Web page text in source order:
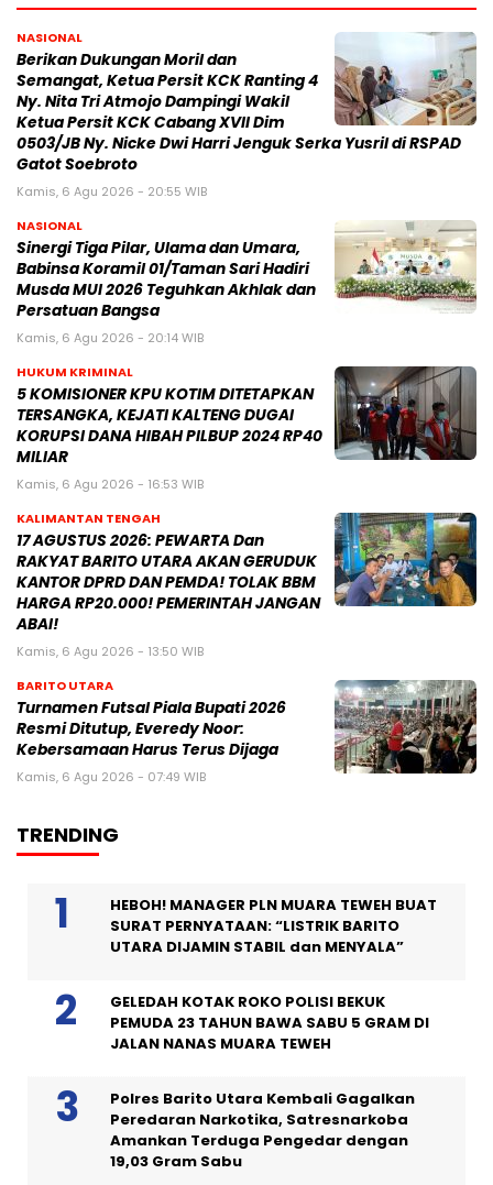
NASIONAL
Berikan Dukungan Moril dan
Semangat, Ketua Persit KCK Ranting 4
Ny. Nita Tri Atmojo Dampingi Wakil
Ketua Persit KCK Cabang XVII Dim
0503/JB Ny. Nicke Dwi Harri Jenguk Serka Yusril di RSPAD
Gatot Soebroto
Kamis, 6 Agu 2026 - 20:55 WIB
NASIONAL
Sinergi Tiga Pilar, Ulama dan Umara,
Babinsa Koramil 01/Taman Sari Hadiri
Musda MUI 2026 Teguhkan Akhlak dan
Persatuan Bangsa
Kamis, 6 Agu 2026 - 20:14 WIB
HUKUM KRIMINAL
5 KOMISIONER KPU KOTIM DITETAPKAN
TERSANGKA, KEJATI KALTENG DUGAI
KORUPSI DANA HIBAH PILBUP 2024 RP40
MILIAR
Kamis, 6 Agu 2026 - 16:53 WIB
KALIMANTAN TENGAH
17 AGUSTUS 2026: PEWARTA Dan
RAKYAT BARITO UTARA AKAN GERUDUK
KANTOR DPRD DAN PEMDA! TOLAK BBM
HARGA RP20.000! PEMERINTAH JANGAN
ABAI!
Kamis, 6 Agu 2026 - 13:50 WIB
BARITO UTARA
Turnamen Futsal Piala Bupati 2026
Resmi Ditutup, Everedy Noor:
Kebersamaan Harus Terus Dijaga
Kamis, 6 Agu 2026 - 07:49 WIB
TRENDING
HEBOH! MANAGER PLN MUARA TEWEH BUAT
SURAT PERNYATAAN: “LISTRIK BARITO
UTARA DIJAMIN STABIL dan MENYALA”
GELEDAH KOTAK ROKO POLISI BEKUK
PEMUDA 23 TAHUN BAWA SABU 5 GRAM DI
JALAN NANAS MUARA TEWEH
Polres Barito Utara Kembali Gagalkan
Peredaran Narkotika, Satresnarkoba
Amankan Terduga Pengedar dengan
19,03 Gram Sabu